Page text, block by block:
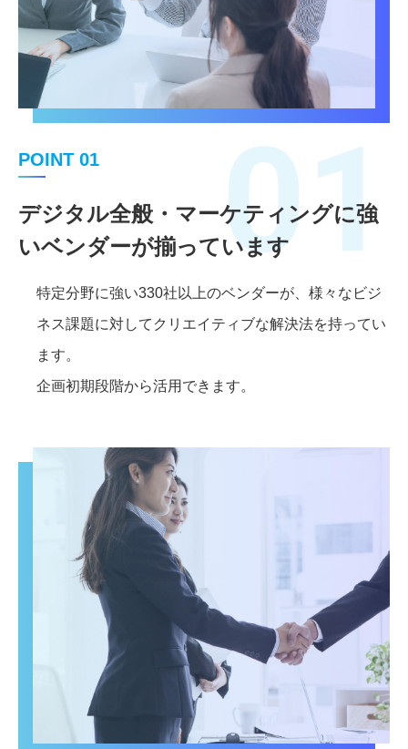
POINT 01
デジタル全般・マーケティングに強
いベンダーが揃っています01
特定分野に強い330社以上のベンダーが、様々なビジ
ネス課題に対してクリエイティブな解決法を持ってい
ます。
企画初期段階から活用できます。